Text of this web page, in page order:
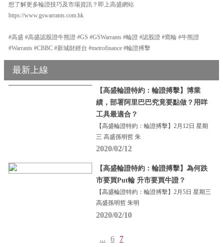
想了解更多輪證技巧及市場資訊？即上高盛網站
https://www.gswarrants.com.hk
#高盛 #高盛認股證牛熊證 #GS #GSWarrants #輪證 #認股證 #窩輪 #牛熊證
#Warrants #CBBC #新城財經台 #metrofinance #輪證搏擊
最新上線
【高盛輪證特約：輪證搏擊】博業
績，部署阿里巴巴究竟要點做？用咩
工具最適合？
【高盛輪證特約：輪證搏擊】2月12日 星期
三 高盛孫明哲 朱
2020/02/12
【高盛輪證特約：輪證搏擊】為何跌
市要買Put輪 升市要買牛證？
【高盛輪證特約：輪證搏擊】2月5日 星期三
高盛孫明哲 朱明
2020/02/10
... 6 7